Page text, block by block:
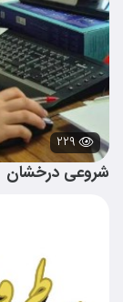
۲۲۹
شروعی درخشان